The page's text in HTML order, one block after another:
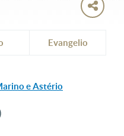
Evangelio
e Astério